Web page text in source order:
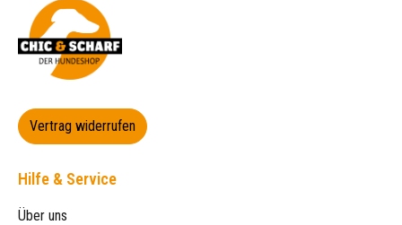
Vertrag widerrufen
Hilfe & Service
Über uns